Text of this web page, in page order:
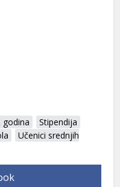
godina
Stipendija
Učenici srednjih